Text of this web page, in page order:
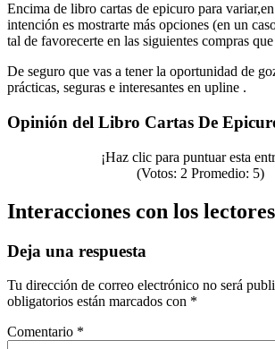
Encima de libro cartas de epicuro para
intención es mostrarte más opciones (en un
tal de favorecerte en las siguientes compras
De seguro que vas a tener la oportunidad de
prácticas, seguras e interesantes en upline .
Opinión del Libro Cartas De
¡Haz clic para puntuar esta
(Votos: 2 Promedio: 5)
Interacciones con los lectores
Deja una respuesta
Tu dirección de correo electrónico no será
obligatorios están marcados con *
Comentario *